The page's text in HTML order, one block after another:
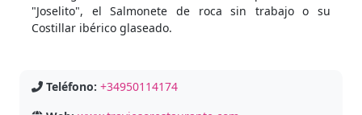
"Joselito", el Salmonete de roca sin trabajo o su
Costillar ibérico glaseado.
Teléfono: +34950114174